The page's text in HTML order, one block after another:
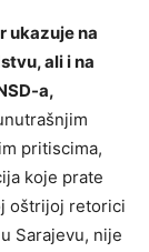
ukazuje na
ali i na
a,
pritiscima,
koje prate
oštrijoj retorici
Sarajevu, nije